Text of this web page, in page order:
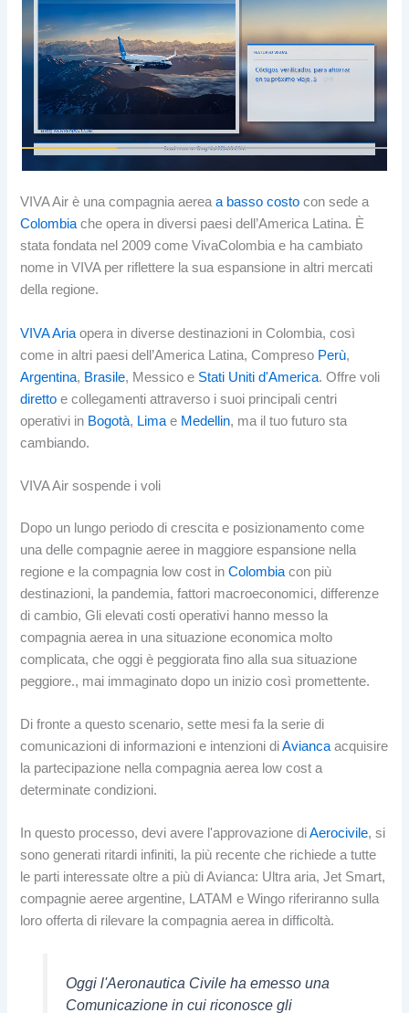
VIVA Air è una compagnia aereaa basso costo con sede a
Colombia che opera in diversi paesi dell’America Latina. È
stata fondata nel 2009 come VivaColombia e ha cambiato
nome in VIVA per riflettere la sua espansione in altri mercati
della regione.
VIVA Aria opera in diverse destinazioni in Colombia, così
come in altri paesi dell’America Latina, Compreso Perù,
Argentina, Brasile, Messico e Stati Uniti d'America. Offre voli
diretto e collegamenti attraverso i suoi principali centri
operativi in Bogotà, Lima e Medellin, ma il tuo futuro sta
cambiando.
VIVA Air sospende i voli
Dopo un lungo periodo di crescita e posizionamento come
una delle compagnie aeree in maggiore espansione nella
regione e la compagnia low cost inColombia con più
destinazioni, la pandemia, fattori macroeconomici, differenze
di cambio, Gli elevati costi operativi hanno messo la
compagnia aerea in una situazione economica molto
complicata, che oggi è peggiorata fino alla sua situazione
peggiore., mai immaginato dopo un inizio così promettente.
Di fronte a questo scenario, sette mesi fa la serie di
comunicazioni di informazioni e intenzioni diAvianca acquisire
la partecipazione nella compagnia aerea low cost a
determinate condizioni.
In questo processo, devi avere l'approvazione diAerocivile, si
sono generati ritardi infiniti, la più recente che richiede a tutte
le parti interessate oltre a più di Avianca: Ultra aria, Jet Smart,
compagnie aeree argentine, LATAM e Wingo riferiranno sulla
loro offerta di rilevare la compagnia aerea in difficoltà.
Oggi l'Aeronautica Civile ha emesso una
Comunicazione in cui riconosce gli